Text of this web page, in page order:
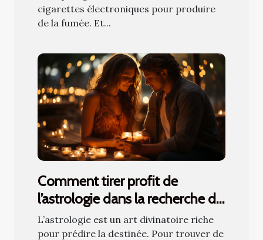
cigarettes électroniques pour produire
de la fumée. Et...
Comment tirer profit de
l’astrologie dans la recherche de
l’âme sœur ?
L’astrologie est un art divinatoire riche
pour prédire la destinée. Pour trouver de